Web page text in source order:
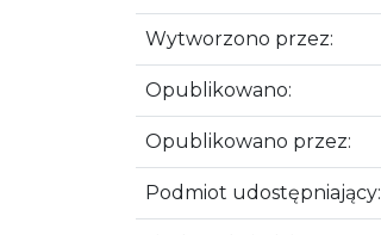
Wytworzono przez:
Opublikowano:
Opublikowano przez:
Podmiot udostępniający: